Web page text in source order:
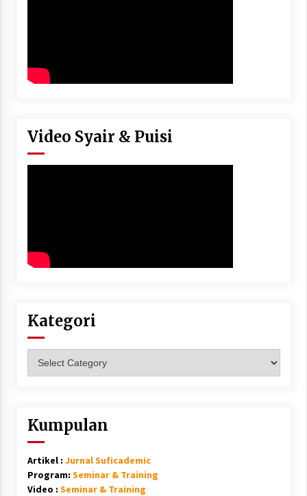
Video Syair & Puisi
Kategori
Kumpulan
Artikel : Jurnal Suficademic
Program: Seminar & Training
Video : Seminar & Training